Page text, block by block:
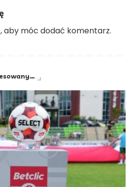
, aby móc dodać komentarz.